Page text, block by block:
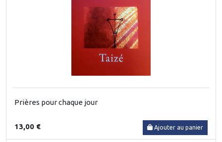
Prières pour chaque jour
13,00 € Ajouter au panier